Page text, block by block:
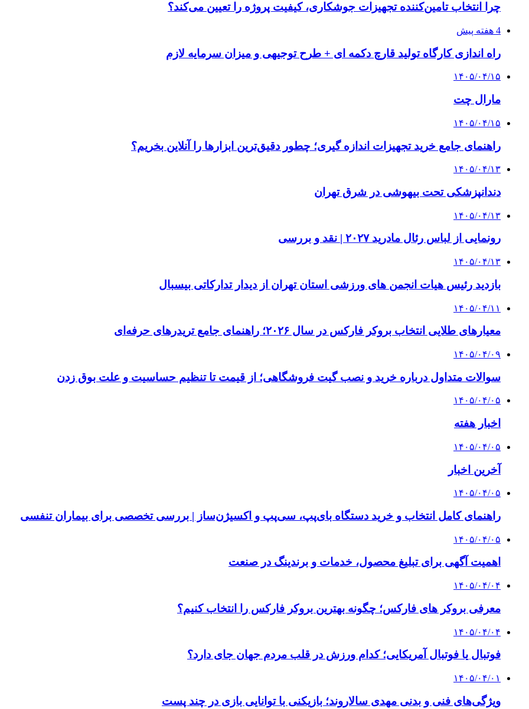
چرا انتخاب تامین‌کننده تجهیزات جوشکاری، کیفیت پروژه را تعیین می‌کند؟
4 هفته پیش
راه اندازی کارگاه تولید قارچ دکمه ای + طرح توجیهی و میزان سرمایه لازم
۱۴۰۵/۰۴/۱۵
مارال چت
۱۴۰۵/۰۴/۱۵
راهنمای جامع خرید تجهیزات اندازه گیری؛ چطور دقیق‌ترین ابزارها را آنلاین بخریم؟
۱۴۰۵/۰۴/۱۳
دندانپزشکی تحت بیهوشی در شرق تهران
۱۴۰۵/۰۴/۱۳
رونمایی از لباس رئال مادرید ۲۰۲۷ | نقد و بررسی
۱۴۰۵/۰۴/۱۳
بازدید رئیس هیات انجمن های ورزشی استان تهران از دیدار تدارکاتی بیسبال
۱۴۰۵/۰۴/۱۱
معیارهای طلایی انتخاب بروکر فارکس در سال ۲۰۲۶؛ راهنمای جامع تریدرهای حرفه‌ای
۱۴۰۵/۰۴/۰۹
سوالات متداول درباره خرید و نصب گیت فروشگاهی؛ از قیمت تا تنظیم حساسیت و علت بوق زدن
۱۴۰۵/۰۴/۰۵
اخبار هفته
۱۴۰۵/۰۴/۰۵
آخرین اخبار
۱۴۰۵/۰۴/۰۵
راهنمای کامل انتخاب و خرید دستگاه بای‌پپ، سی‌پپ و اکسیژن‌ساز | بررسی تخصصی برای بیماران تنفسی
۱۴۰۵/۰۴/۰۵
اهمیت آگهی برای تبلیغ محصول، خدمات و برندینگ در صنعت
۱۴۰۵/۰۴/۰۴
معرفی بروکر های فارکس؛ چگونه بهترین بروکر فارکس را انتخاب کنیم؟
۱۴۰۵/۰۴/۰۴
فوتبال یا فوتبال آمریکایی؛ کدام ورزش در قلب مردم جهان جای دارد؟
۱۴۰۵/۰۴/۰۱
ویژگی‌های فنی و بدنی مهدی سالاروند؛ بازیکنی با توانایی بازی در چند پست